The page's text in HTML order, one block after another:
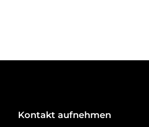
Kontakt aufnehmen